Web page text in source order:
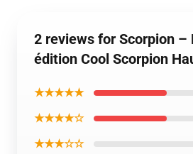
2 reviews for Scorpion –
édition Cool Scorpion
★★★★★
★★★★☆
★★★☆☆